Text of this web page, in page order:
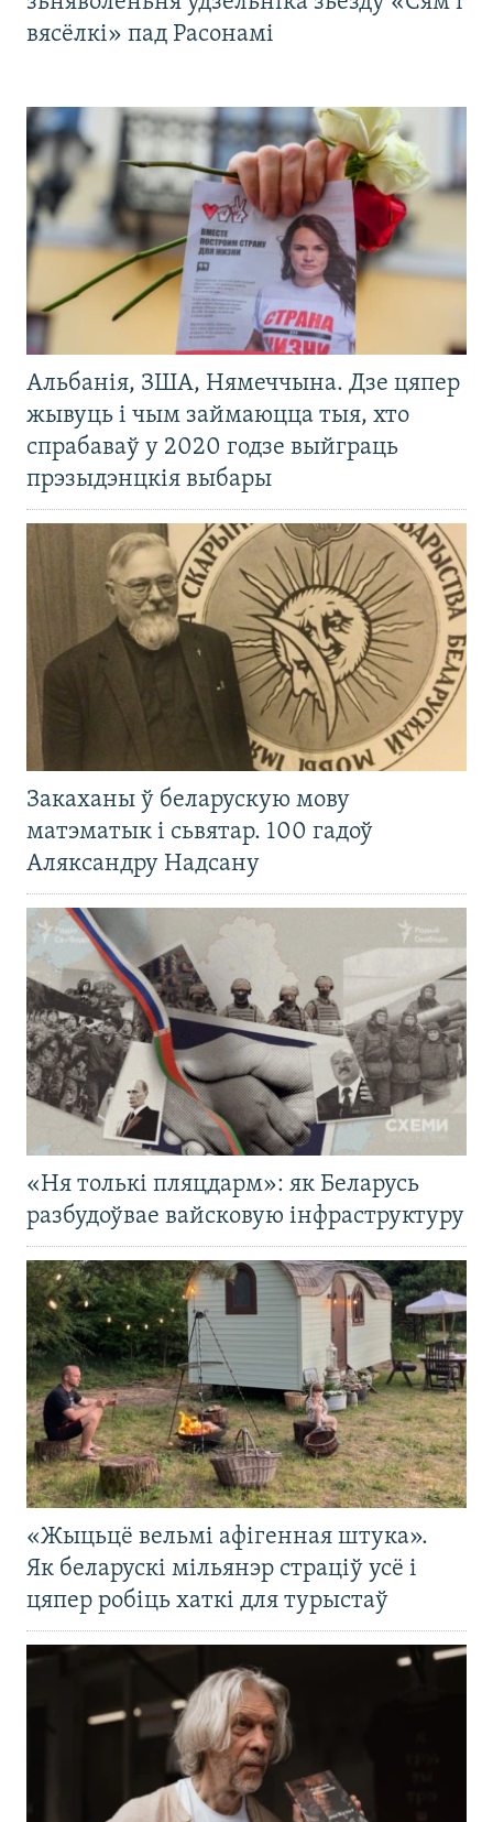
вясёлкі» пад Расонамі
Альбанія, ЗША, Нямеччына. Дзе цяпер
жывуць і чым займаюцца тыя, хто
спрабаваў у 2020 годзе выйграць
прэзыдэнцкія выбары
Закаханы ў беларускую мову
матэматык і сьвятар. 100 гадоў
Аляксандру Надсану
«Ня толькі пляцдарм»: як Беларусь
разбудоўвае вайсковую інфраструктуру
«Жыцьцё вельмі афігенная штука».
Як беларускі мільянэр страціў усё і
цяпер робіць хаткі для турыстаў